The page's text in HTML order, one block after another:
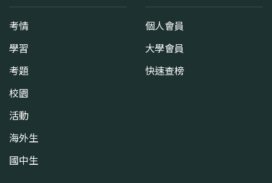
考情
學習
考題
校園
活動
海外生
國中生
個人會員
大學會員
快速查榜